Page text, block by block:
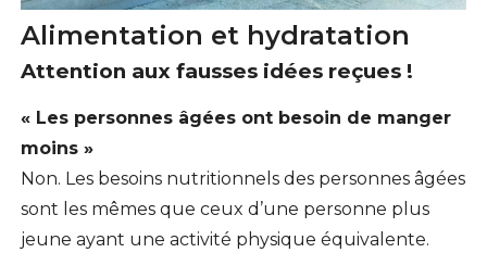
Alimentation et hydratation
Attention aux fausses idées reçues !
« Les personnes âgées ont besoin de manger
moins »
Non. Les besoins nutritionnels des personnes âgées
sont les mêmes que ceux d’une personne plus
jeune ayant une activité physique équivalente.